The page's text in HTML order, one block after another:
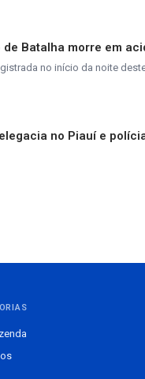
Batalha morre em
no início da noite
no Piauí e